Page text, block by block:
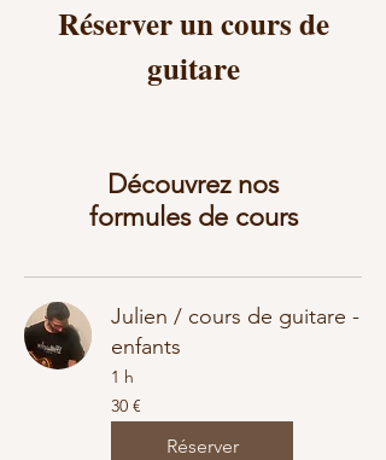
Réserver un cours de
guitare
Découvrez nos
formules de cours
Julien / cours de guitare -
enfants
1 h
30
euros
30 €
Réserver